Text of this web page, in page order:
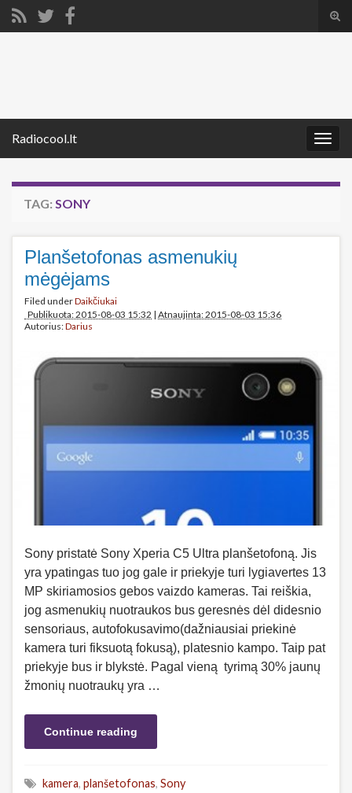
Radiocool.lt
TAG: SONY
Planšetofonas asmenukių
mėgėjams
Filed underDaikčiukai
Publikuota: 2015-08-03 15:32 | Atnaujinta: 2015-08-03 15:36
Autorius:Darius
Sony pristatė Sony Xperia C5 Ultra planšetofoną. Jis
yra ypatingas tuo jog gale ir priekyje turi lygiavertes 13
MP skiriamosios gebos vaizdo kameras. Tai reiškia,
jog asmenukių nuotraukos bus geresnės dėl didesnio
sensoriaus, autofokusavimo(dažniausiai priekinė
kamera turi fiksuotą fokusą), platesnio kampo. Taip pat
priekyje bus ir blykstė. Pagal vieną tyrimą 30% jaunų
žmonių nuotraukų yra …
Continue reading
kamera, planšetofonas, Sony